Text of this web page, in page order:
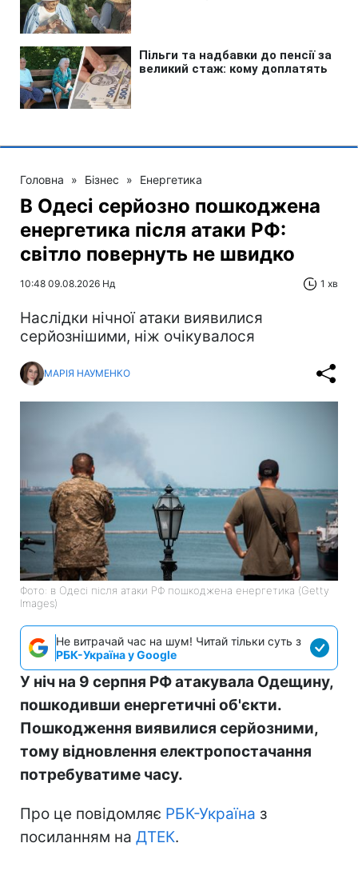
Головна » Бізнес » Енергетика
В Одесі серйозно пошкоджена
енергетика після атаки РФ:
світло повернуть не швидко
10:48 09.08.2026 Нд 1 хв
Наслідки нічної атаки виявилися
серйознішими, ніж очікувалося
МАРІЯ НАУМЕНКО
Фото: в Одесі після атаки РФ пошкоджена енергетика (Getty
Images)
Не витрачай час на шум! Читай тільки суть з
РБК-Україна у Google
У ніч на 9 серпня РФ атакувала Одещину,
пошкодивши енергетичні об'єкти.
Пошкодження виявилися серйозними,
тому відновлення електропостачання
потребуватиме часу.
Про це повідомляє РБК-Україна з
посиланням на ДТЕК.